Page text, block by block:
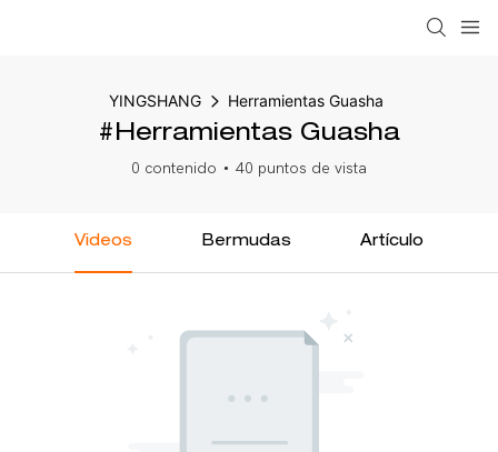
YINGSHANG Herramientas Guasha
#Herramientas Guasha
0 contenido 40 puntos de vista
Videos Bermudas Artículo